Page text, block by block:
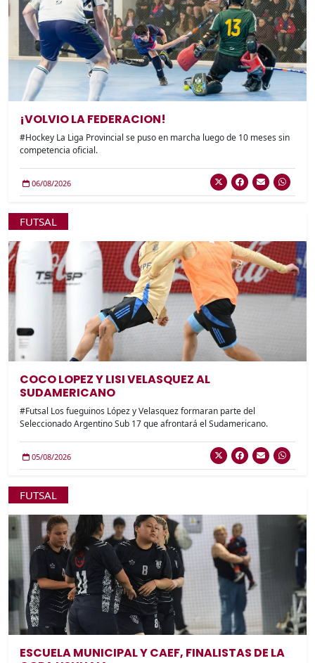
¡VOLVIO LA FEDERACION!
#Hockey La Liga Provincial se puso en marcha luego de 10 meses sin
competencia oficial.
06/08/2026
FUTSAL
COCO LOPEZ Y LISI VELASQUEZ AL
SUDAMERICANO
#Futsal Los fueguinos López y Velasquez formaran parte del
Seleccionado Argentino Sub 17 que afrontará el Sudamericano.
05/08/2026
FUTSAL
ESCUELA MUNICIPAL Y CAEF, FINALISTAS DE LA